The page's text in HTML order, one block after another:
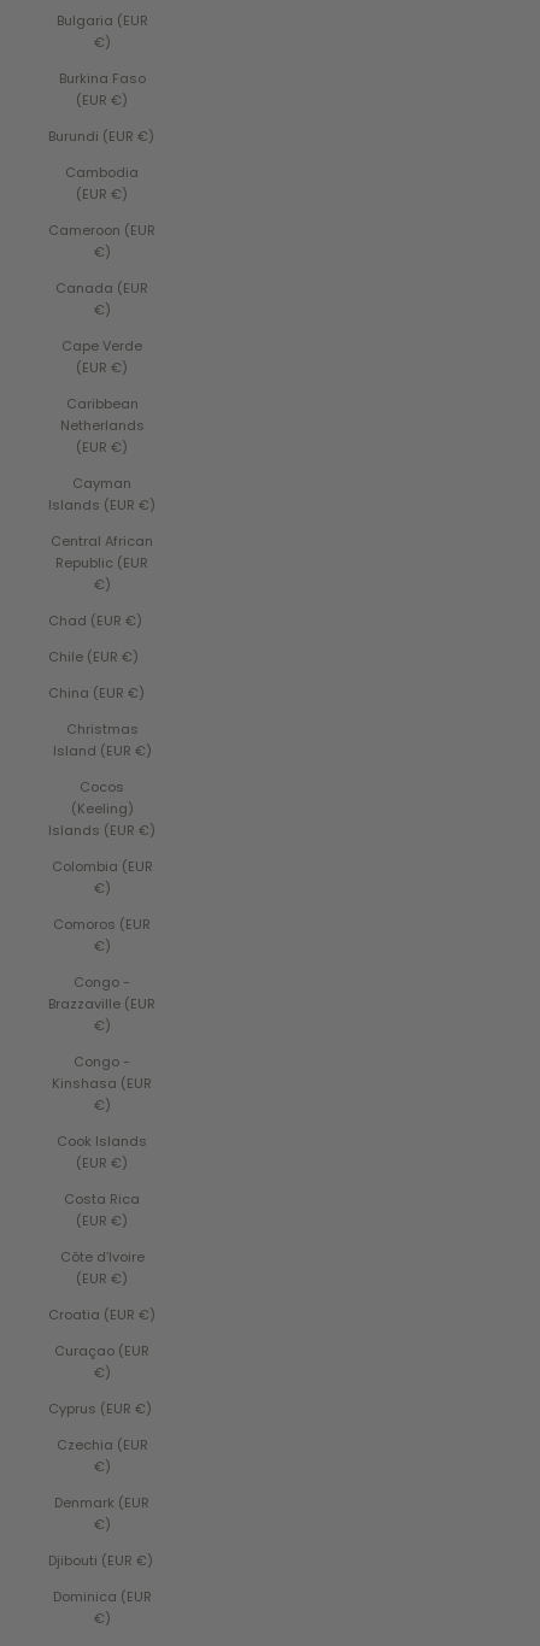
Bulgaria (EUR
€)
Burkina Faso
(EUR €)
Burundi (EUR €)
Cambodia
(EUR €)
Cameroon (EUR
€)
Canada (EUR
€)
Cape Verde
(EUR €)
Caribbean
Netherlands
(EUR €)
Cayman
Islands (EUR €)
Central African
Republic (EUR
€)
Chad (EUR €)
Chile (EUR €)
China (EUR €)
Christmas
Island (EUR €)
Cocos
(Keeling)
Islands (EUR €)
Colombia (EUR
€)
Comoros (EUR
€)
Congo -
Brazzaville (EUR
€)
Congo -
Kinshasa (EUR
€)
Cook Islands
(EUR €)
Costa Rica
(EUR €)
Côte d’Ivoire
(EUR €)
Croatia (EUR €)
Curaçao (EUR
€)
Cyprus (EUR €)
Czechia (EUR
€)
Denmark (EUR
€)
Djibouti (EUR €)
Dominica (EUR
€)